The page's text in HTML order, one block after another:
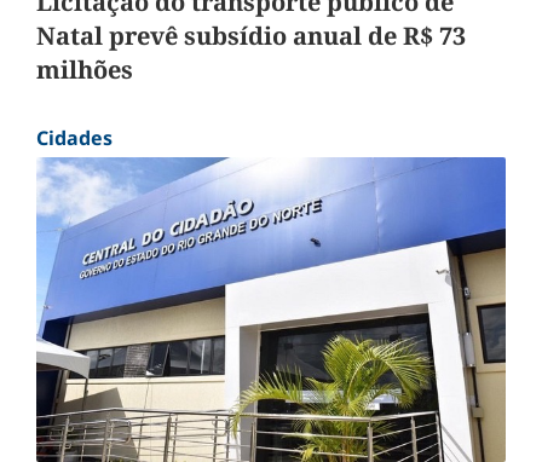
Natal prevê subsídio anual de R$ 73
milhões
Cidades